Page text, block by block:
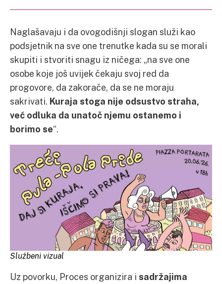
Naglašavaju i da ovogodišnji slogan služi kao
podsjetnik na sve one trenutke kada su se morali
skupiti i stvoriti snagu iz ničega: „na sve one
osobe koje još uvijek čekaju svoj red da
progovore, da zakorače, da se ne moraju
sakrivati. Kuraja stoga nije odsustvo straha,
već odluka da unatoč njemu ostanemo i
borimo se“.
Službeni vizual
Uz povorku, Proces organizira i sadržajima